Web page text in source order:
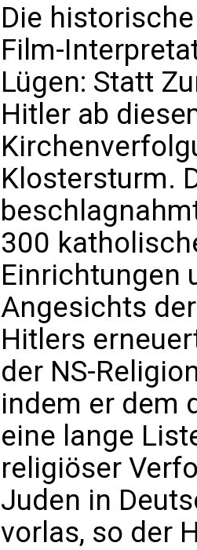
Die
Film-
Lügen: Statt
Hitler ab
Klostersturm.
300
Einrichtungen
Angesichts
Hitlers
der NS-
indem er dem
eine lange
religiöser
Juden in
vorlas, so der